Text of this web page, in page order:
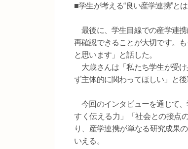
■学生が考える“良い産学連携”とは
最後に、学生目線での産学連
再確認できることが大切です。
と思います」と話した。
大歳さんは「私たち学生が受
ず主体的に関わってほしい」と後
今回のインタビューを通じて
すく伝える力」「社会との接点
り、産学連携が単なる研究成果
いえる。